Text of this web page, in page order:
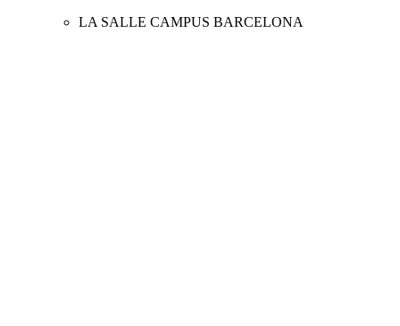
LA SALLE CAMPUS BARCELONA